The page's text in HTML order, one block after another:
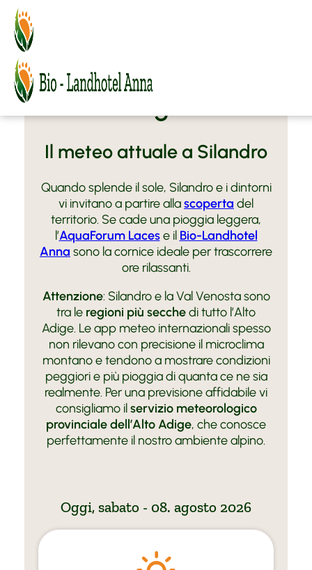
BIO-Landhotel Anna
Atmosfera
FAQ
Camere e offerte
Prezzi e informazioni
Richiesta
Vacanza in Val Venosta
Vacanza attiva
Arte e Cultura
Agriturismo biologico
Maneggio Vill
Moto Fun Anna
MoHo Motorrad Hotels
BMW Testridecenter
Honda
Tour consigliati
Contatto e Arrivo
Meteo
Sempre informati al
Il meteo attuale a Silandro
Quando splende il sole, Silandro e i dintorni
vi invitano a partire allascoperta del
territorio. Se cade una pioggia leggera,
l’AquaForum Lacese il Bio-Landhotel
Anna sono la cornice ideale per trascorrere
ore rilassanti.
Attenzione: Silandro e la Val Venosta sono
tra le regioni più secchedi tutto l’Alto
Adige. Le app meteo internazionali spesso
non rilevano con precisione il microclima
montano e tendono a mostrare condizioni
peggiori e più pioggia di quanta ce ne sia
realmente. Per una previsione affidabile vi
consigliamo ilservizio meteorologico
provinciale dell’Alto Adige, che conosce
perfettamente il nostro ambiente alpino.
Oggi, sabato - 08. agosto 2026